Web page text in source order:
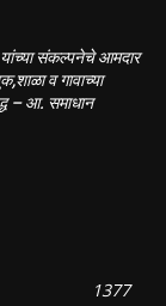
संकल्पनेचे आमदार
व गावाच्या
– आ. समाधान
1377